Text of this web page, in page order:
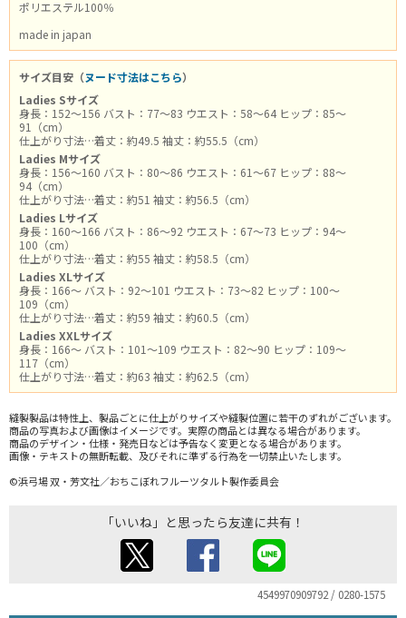
ポリエステル100％
made in japan
サイズ目安（ヌード寸法はこちら）
Ladies Sサイズ
身長：152～156 バスト：77～83 ウエスト：58～64 ヒップ：85～
91（cm）
仕上がり寸法…着丈：約49.5 袖丈：約55.5（cm）
Ladies Mサイズ
身長：156～160 バスト：80～86 ウエスト：61～67 ヒップ：88～
94（cm）
仕上がり寸法…着丈：約51 袖丈：約56.5（cm）
Ladies Lサイズ
身長：160～166 バスト：86～92 ウエスト：67～73 ヒップ：94～
100（cm）
仕上がり寸法…着丈：約55 袖丈：約58.5（cm）
Ladies XLサイズ
身長：166～ バスト：92～101 ウエスト：73～82 ヒップ：100～
109（cm）
仕上がり寸法…着丈：約59 袖丈：約60.5（cm）
Ladies XXLサイズ
身長：166～ バスト：101～109 ウエスト：82～90 ヒップ：109～
117（cm）
仕上がり寸法…着丈：約63 袖丈：約62.5（cm）
縫製製品は特性上、製品ごとに仕上がりサイズや縫製位置に若干のずれがございます。
商品の写真および画像はイメージです。実際の商品とは異なる場合があります。
商品のデザイン・仕様・発売日などは予告なく変更となる場合があります。
画像・テキストの無断転載、及びそれに準ずる行為を一切禁止いたします。
©浜弓場 双・芳文社／おちこぼれフルーツタルト製作委員会
「いいね」と思ったら友達に共有！
4549970909792 / 0280-1575